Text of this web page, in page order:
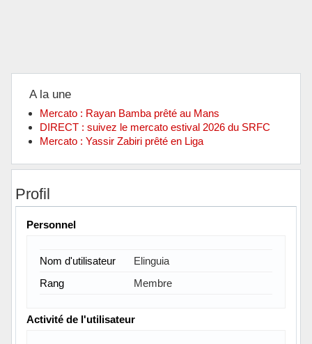
A la une
Mercato : Rayan Bamba prêté au Mans
DIRECT : suivez le mercato estival 2026 du SRFC
Mercato : Yassir Zabiri prêté en Liga
Profil
Personnel
Nom d'utilisateur
Elinguia
Rang
Membre
Activité de l'utilisateur